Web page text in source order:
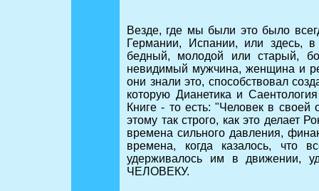
Везде, где мы были это было
Германии, Испании, или здесь,
бедный, молодой или старый,
невидимый мужчина, женщина и
они знали это, способствовал
которую Дианетика и
Книге - то есть: "Человек в
этому так строго, как это делает
времена сильного давления,
времена, когда казалось, что
удерживалось им в движении,
ЧЕЛОВЕКУ.